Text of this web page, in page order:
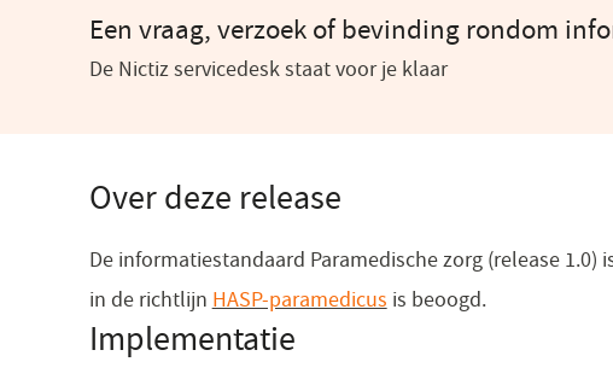
Een vraag, verzoek of bevinding rondom
De Nictiz servicedesk staat voor je klaar
Over deze release
De informatiestandaard Paramedische zorg (release
in de richtlijn HASP-paramedicus (opent
is beoogd.
Implementatie